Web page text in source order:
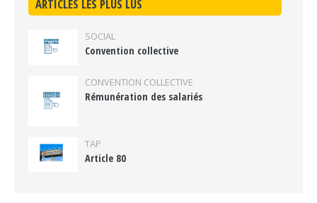
ARTICLES LES PLUS LUS
SOCIAL
Convention collective
CONVENTION COLLECTIVE
Rémunération des salariés
TAP
Article 80